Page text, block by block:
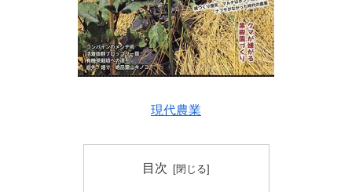
現代農業
目次